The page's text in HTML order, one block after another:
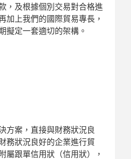
，及根據個別交易對合格進
加上我們的國際貿易專長，
擬定一套適切的架構。
方案，直接與財務狀況良
務狀況良好的企業進行貿
屬跟單信用狀（信用狀），